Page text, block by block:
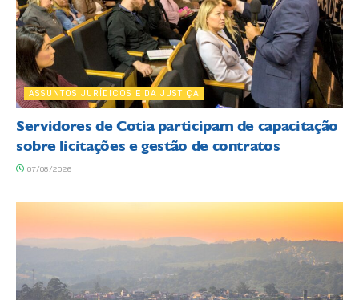
ASSUNTOS JURÍDICOS E DA JUSTIÇA
Servidores de Cotia participam de capacitação
sobre licitações e gestão de contratos
07/08/2026